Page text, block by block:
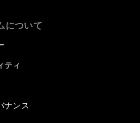
について
ティ
ナンス